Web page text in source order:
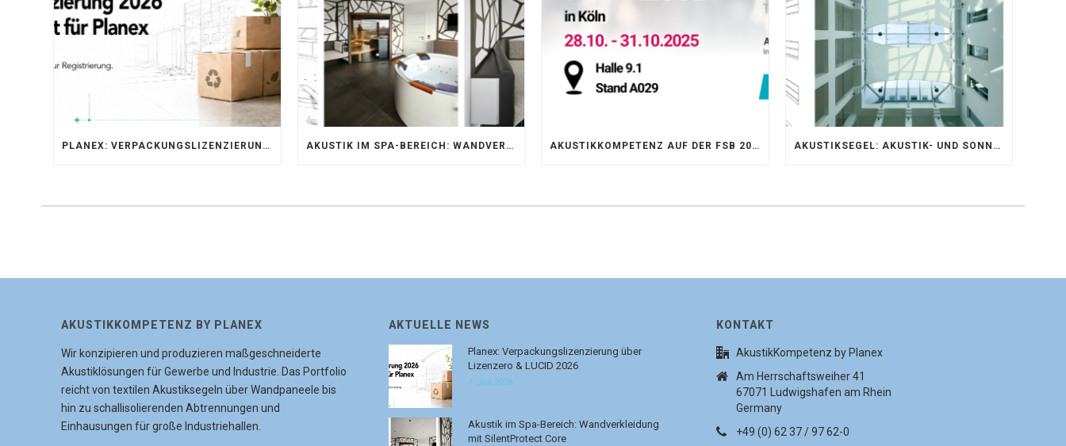
PLANEX: VERPACKUNGSLIZENZIERUNG ÜBER LIZENZERO & LUCID 2026 AKUSTIK IM SPA-BEREICH: WANDVERKLEIDUNG MIT SILENTPROTECT CORE AKUSTIKKOMPETENZ AUF DER FSB 2025 – AKUSTIKELEMENTE FÜR DIE LEBENSRÄUME VON MORGEN AKUSTIKSEGEL: AKUSTIK- UND SONNENSCHUTZOPTIMIERUNG IM ATRIUM DER UNIVERSITÄT BONN
AKUSTIKKOMPETENZ BY PLANEX
Wir konzipieren und produzieren maßgeschneiderte
Akustiklösungen für Gewerbe und Industrie. Das Portfolio
reicht von textilen Akustiksegeln über Wandpaneele bis
hin zu schallisolierenden Abtrennungen und
Einhausungen für große Industriehallen.
AKTUELLE NEWS
Planex: Verpackungslizenzierung über
Lizenzero & LUCID 2026
7. Juli 2026
Akustik im Spa-Bereich: Wandverkleidung
mit SilentProtect Core
KONTAKT
AkustikKompetenz by Planex
Am Herrschaftsweiher 41
67071 Ludwigshafen am Rhein
Germany
+49 (0) 62 37 / 97 62-0